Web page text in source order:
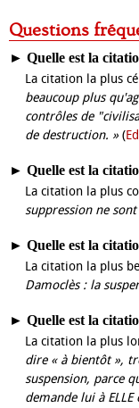
Questions
► Quelle est la
La citation la plus
beaucoup plus
contrôles de
de destruction. »(
► Quelle est la
La citation la plus
suppression ne
► Quelle est la
La citation la plus
Damoclès : la
► Quelle est la
La citation la plus
dire « à bientôt »,
suspension, parce
demande lui à